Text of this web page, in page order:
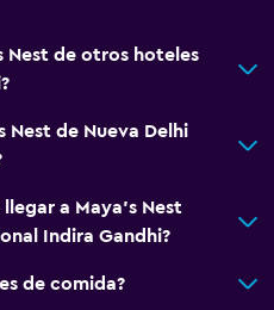
Nest de otros hoteles
Nest de Nueva Delhi
llegar a Maya's Nest
Indira Gandhi?
de comida?